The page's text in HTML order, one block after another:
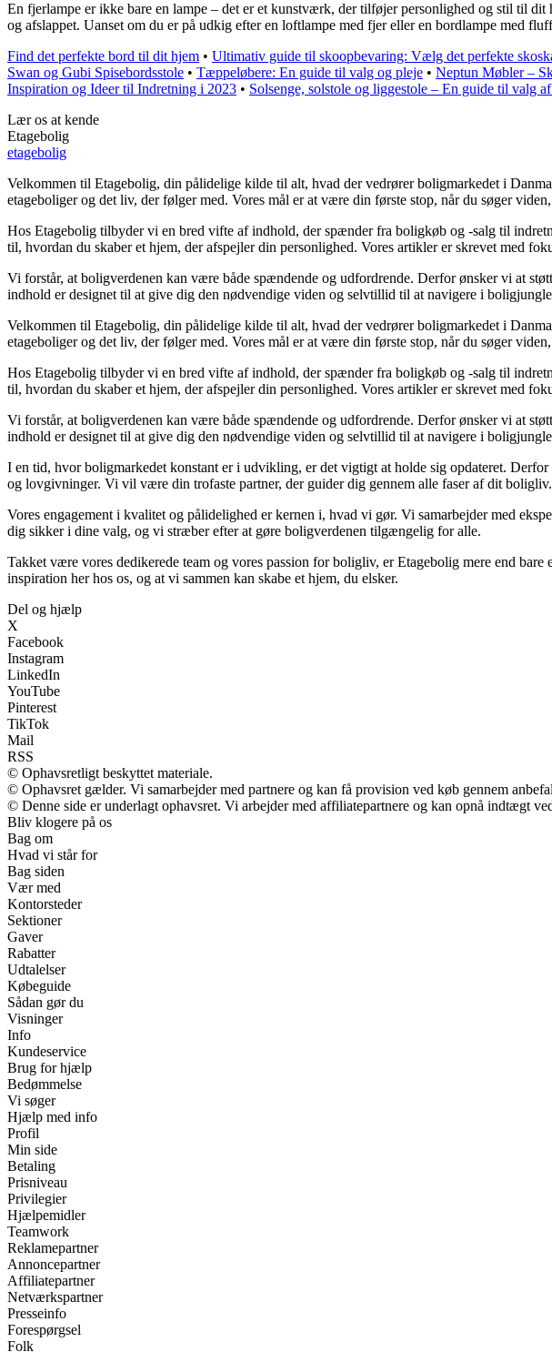
En fjerlampe er ikke bare en lampe – det er et kunstværk, der tilføjer personlighed og stil til
og afslappet. Uanset om du er på udkig efter en loftlampe med fjer eller en bordlampe med
Find det perfekte bord til dit hjem • Ultimativ guide til skoopbevaring: Vælg det perfekte
Swan og Gubi Spisebordsstole • Tæppeløbere: En guide til valg og pleje • Neptun Møbler –
Inspiration og Ideer til Indretning i 2023 • Solsenge, solstole og liggestole – En guide til valg
Lær os at kende
Etagebolig
etagebolig
Velkommen til Etagebolig, din pålidelige kilde til alt, hvad der vedrører boligmarkedet i
etageboliger og det liv, der følger med. Vores mål er at være din første stop, når du søger
Hos Etagebolig tilbyder vi en bred vifte af indhold, der spænder fra boligkøb og -salg til
til, hvordan du skaber et hjem, der afspejler din personlighed. Vores artikler er skrevet med
Vi forstår, at boligverdenen kan være både spændende og udfordrende. Derfor ønsker vi at
indhold er designet til at give dig den nødvendige viden og selvtillid til at navigere i
Velkommen til Etagebolig, din pålidelige kilde til alt, hvad der vedrører boligmarkedet i
etageboliger og det liv, der følger med. Vores mål er at være din første stop, når du søger
Hos Etagebolig tilbyder vi en bred vifte af indhold, der spænder fra boligkøb og -salg til
til, hvordan du skaber et hjem, der afspejler din personlighed. Vores artikler er skrevet med
Vi forstår, at boligverdenen kan være både spændende og udfordrende. Derfor ønsker vi at
indhold er designet til at give dig den nødvendige viden og selvtillid til at navigere i
I en tid, hvor boligmarkedet konstant er i udvikling, er det vigtigt at holde sig opdateret.
og lovgivninger. Vi vil være din trofaste partner, der guider dig gennem alle faser af dit boligliv.
Vores engagement i kvalitet og pålidelighed er kernen i, hvad vi gør. Vi samarbejder med
dig sikker i dine valg, og vi stræber efter at gøre boligverdenen tilgængelig for alle.
Takket være vores dedikerede team og vores passion for boligliv, er Etagebolig mere end
inspiration her hos os, og at vi sammen kan skabe et hjem, du elsker.
Del og hjælp
X
Facebook
Instagram
LinkedIn
YouTube
Pinterest
TikTok
Mail
RSS
© Ophavsretligt beskyttet materiale.
© Ophavsret gælder. Vi samarbejder med partnere og kan få provision ved køb gennem
© Denne side er underlagt ophavsret. Vi arbejder med affiliatepartnere og kan opnå indtægt
Bliv klogere på os
Bag om
Hvad vi står for
Bag siden
Vær med
Kontorsteder
Sektioner
Gaver
Rabatter
Udtalelser
Købeguide
Sådan gør du
Visninger
Info
Kundeservice
Brug for hjælp
Bedømmelse
Vi søger
Hjælp med info
Profil
Min side
Betaling
Prisniveau
Privilegier
Hjælpemidler
Teamwork
Reklamepartner
Annoncepartner
Affiliatepartner
Netværkspartner
Presseinfo
Forespørgsel
Folk